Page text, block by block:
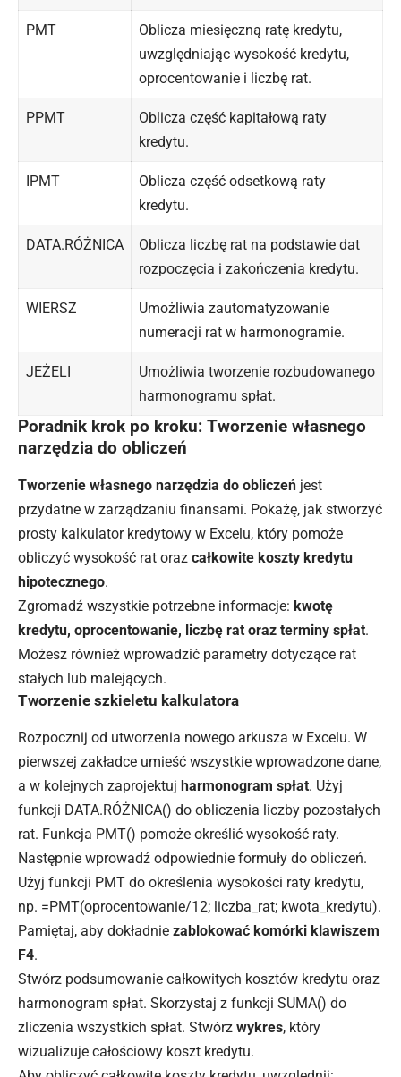
PMT
Oblicza miesięczną ratę kredytu,
uwzględniając wysokość kredytu,
oprocentowanie i liczbę rat.
PPMT
Oblicza część kapitałową raty
kredytu.
IPMT
Oblicza część odsetkową raty
kredytu.
DATA.RÓŻNICA
Oblicza liczbę rat na podstawie dat
rozpoczęcia i zakończenia kredytu.
WIERSZ
Umożliwia zautomatyzowanie
numeracji rat w harmonogramie.
JEŻELI
Umożliwia tworzenie rozbudowanego
harmonogramu spłat.
Poradnik krok po kroku: Tworzenie własnego
narzędzia do obliczeń
Tworzenie własnego narzędzia do obliczeń jest
przydatne w zarządzaniu finansami. Pokażę, jak stworzyć
prosty kalkulator kredytowy w Excelu, który pomoże
obliczyć wysokość rat oraz całkowite koszty kredytu
hipotecznego.
Zgromadź wszystkie potrzebne informacje: kwotę
kredytu, oprocentowanie, liczbę rat oraz terminy spłat.
Możesz również wprowadzić parametry dotyczące rat
stałych lub malejących.
Tworzenie szkieletu kalkulatora
Rozpocznij od utworzenia nowego arkusza w Excelu. W
pierwszej zakładce umieść wszystkie wprowadzone dane,
a w kolejnych zaprojektuj harmonogram spłat. Użyj
funkcji DATA.RÓŻNICA() do obliczenia liczby pozostałych
rat. Funkcja PMT() pomoże określić wysokość raty.
Następnie wprowadź odpowiednie formuły do obliczeń.
Użyj funkcji PMT do określenia wysokości raty kredytu,
np. =PMT(oprocentowanie/12; liczba_rat; kwota_kredytu).
Pamiętaj, aby dokładnie zablokować komórki klawiszem
F4.
Stwórz podsumowanie całkowitych kosztów kredytu oraz
harmonogram spłat. Skorzystaj z funkcji SUMA() do
zliczenia wszystkich spłat. Stwórz wykres, który
wizualizuje całościowy koszt kredytu.